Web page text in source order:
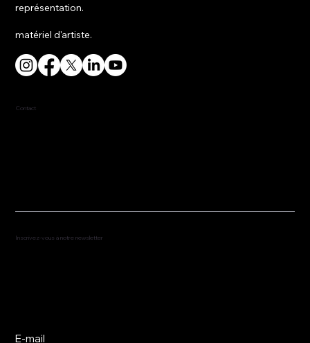
représentation.
matériel d'artiste.
Contact
Inscrivez-vous à notre newsletter
E-mail